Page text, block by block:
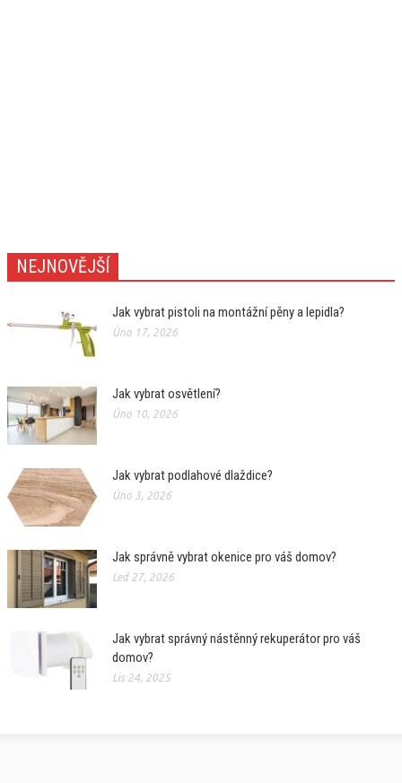
NEJNOVĚJŠÍ
Jak vybrat pistoli na montážní pěny a lepidla?
Úno 17, 2026
Jak vybrat osvětlení?
Úno 10, 2026
Jak vybrat podlahové dlaždice?
Úno 3, 2026
Jak správně vybrat okenice pro váš domov?
Led 27, 2026
Jak vybrat správný nástěnný rekuperátor pro váš
domov?
Lis 24, 2025